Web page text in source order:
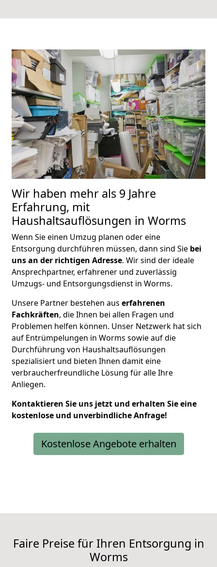
Wir haben mehr als 9 Jahre
Erfahrung, mit
Haushaltsauflösungen in Worms
Wenn Sie einen Umzug planen oder eine
Entsorgung durchführen müssen, dann sind Sie bei
uns an der richtigen Adresse. Wir sind der ideale
Ansprechpartner, erfahrener und zuverlässig
Umzugs- und Entsorgungsdienst in Worms.
Unsere Partner bestehen aus erfahrenen
Fachkräften, die Ihnen bei allen Fragen und
Problemen helfen können. Unser Netzwerk hat sich
auf Entrümpelungen in Worms sowie auf die
Durchführung von Haushaltsauflösungen
spezialisiert und bieten Ihnen damit eine
verbraucherfreundliche Lösung für alle Ihre
Anliegen.
Kontaktieren Sie uns jetzt und erhalten Sie eine
kostenlose und unverbindliche Anfrage!
Kostenlose Angebote erhalten
Faire Preise für Ihren Entsorgung in
Worms